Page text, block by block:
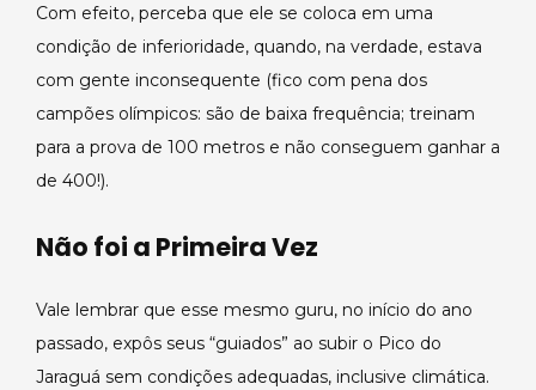
Com efeito, perceba que ele se coloca em uma
condição de inferioridade, quando, na verdade, estava
com gente inconsequente (fico com pena dos
campões olímpicos: são de baixa frequência; treinam
para a prova de 100 metros e não conseguem ganhar a
de 400!).
Não foi a Primeira Vez
Vale lembrar que esse mesmo guru, no início do ano
passado, expôs seus “guiados” ao subir o Pico do
Jaraguá sem condições adequadas, inclusive climática.